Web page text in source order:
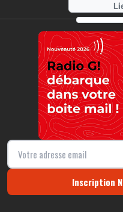
Inscription